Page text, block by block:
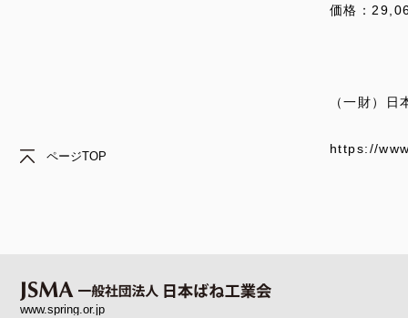
価格：
（一財）
https://
ページTOP
www.spring.or.jp